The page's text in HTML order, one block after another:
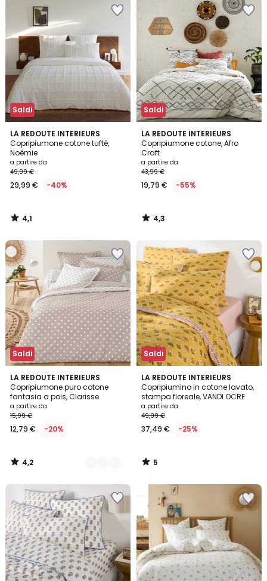
Saldi
LA REDOUTE INTERIEURS
Copripiumone cotone tufté,
Noémie
a partire da
49,99 €
29,99 € -40%
4,1
/ 5
4,1
/
Saldi
LA REDOUTE INTERIEURS
Copripiumone cotone, Afro
Craft
a partire da
43,99 €
19,79 € -55%
4,3
/ 5
4,3
/
Saldi
LA REDOUTE INTERIEURS
Copripiumone puro cotone
fantasia a pois, Clarisse
a partire da
15,99 €
12,79 € -20%
4,2
/ 5
5
Colori
4,2
/
Saldi
LA REDOUTE INTERIEURS
Copripiumino in cotone lavato,
stampa floreale, VANDI OCRE
a partire da
49,99 €
37,49 € -25%
5
/
5
5
/